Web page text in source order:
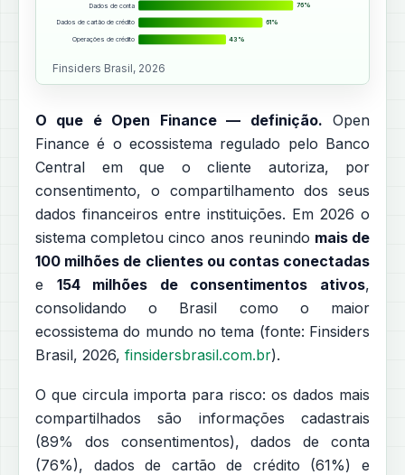
Dados de conta 76%
Dados de cartão de crédito 61%
Operações de crédito 43%
Finsiders Brasil, 2026
O que é Open Finance — definição. Open
Finance é o ecossistema regulado pelo Banco
Central em que o cliente autoriza, por
consentimento, o compartilhamento dos seus
dados financeiros entre instituições. Em 2026 o
sistema completou cinco anos reunindo mais de
100 milhões de clientes ou contas conectadas
e 154 milhões de consentimentos ativos,
consolidando o Brasil como o maior
ecossistema do mundo no tema (fonte: Finsiders
Brasil, 2026, finsidersbrasil.com.br).
O que circula importa para risco: os dados mais
compartilhados são informações cadastrais
(89% dos consentimentos), dados de conta
(76%), dados de cartão de crédito (61%) e